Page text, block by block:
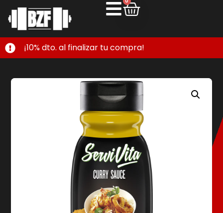
¡10% dto. al finalizar tu compra!